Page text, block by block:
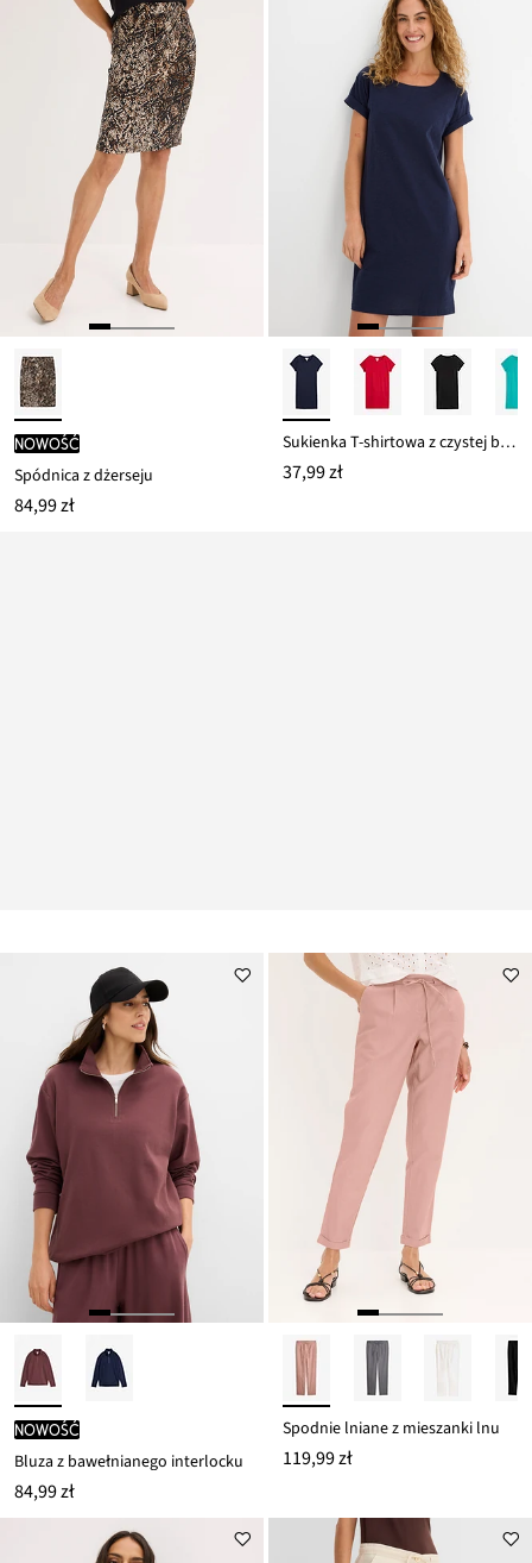
nowość
Spódnica z dżerseju
84,99 zł
Sukienka T-shirtowa z czystej bawełny organicznej
37,99 zł
nowość
Bluza z bawełnianego interlocku
84,99 zł
Spodnie lniane z mieszanki lnu
119,99 zł